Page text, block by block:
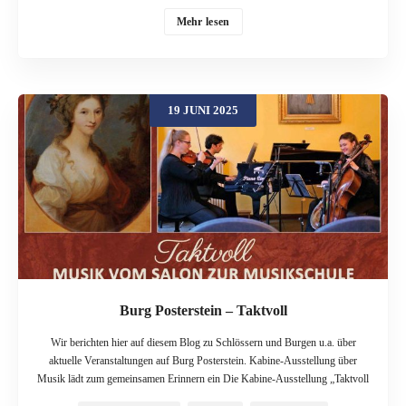
ehrwürdiger Architektur, traditionellem Handwerk und festlicher Atmosphäre
Weihnachtsmarkt in einem Schlosshof oder auf einer Burg ist mehr als nur
eine Ansammlung von Ständen. Es ist eine Reise für die Sinne. Der Duft von
gebrannten Mandeln, Zimt und Glühwein mischt sich mit dem Geruch von
Harz und Holzfeuer. Turmbläser und Chöre sorgen für die musikalische
Untermalung, während die imposante Kulisse bei Einbruch der Dunkelheit in
warmes Licht getaucht wird. Hier findet man noch echtes Kunsthandwerk
statt Massenware und regionale Schmankerl, die nach alten Rezepten
zubereitet werden. Von Wien bis Niederösterreich: Imperiales Flair und
ländliche Idylle Die Region um die Bundeshauptstadt bietet einige der
bekanntesten und prachtvollsten Märkte des Landes. […]
Mehr lesen
19 JUNI 2025
Burg Posterstein – Taktvoll
Wir berichten hier auf diesem Blog zu Schlössern und Burgen u.a. über
aktuelle Veranstaltungen auf Burg Posterstein. Kabine-Ausstellung über
Musik lädt zum gemeinsamen Erinnern ein Die Kabine-Ausstellung „Taktvoll